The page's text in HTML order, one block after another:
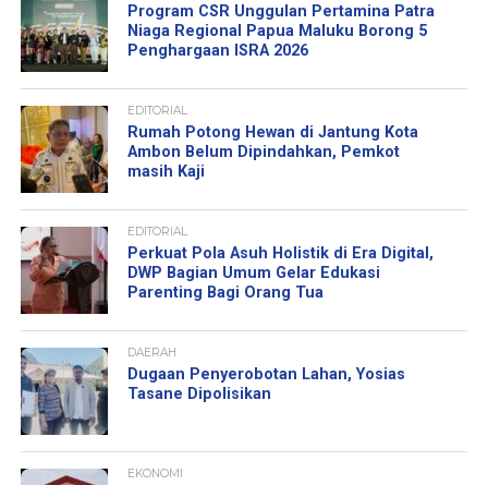
Program CSR Unggulan Pertamina Patra
Niaga Regional Papua Maluku Borong 5
Penghargaan ISRA 2026
EDITORIAL
Rumah Potong Hewan di Jantung Kota
Ambon Belum Dipindahkan, Pemkot
masih Kaji
EDITORIAL
Perkuat Pola Asuh Holistik di Era Digital,
DWP Bagian Umum Gelar Edukasi
Parenting Bagi Orang Tua
DAERAH
Dugaan Penyerobotan Lahan, Yosias
Tasane Dipolisikan
EKONOMI